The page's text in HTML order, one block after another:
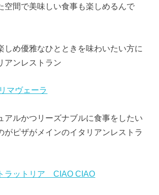
空間で美味しい食事も楽しめるんで
め優雅なひとときを味わいたい方に
アンレストラン
マヴェーラ
ルかつリーズナブルに食事をしたい
がピザがメインのイタリアンレストラ
ラットリア CIAO CIAO